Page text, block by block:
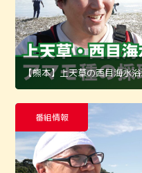
【熊本】上天草の西目海水
番組情報